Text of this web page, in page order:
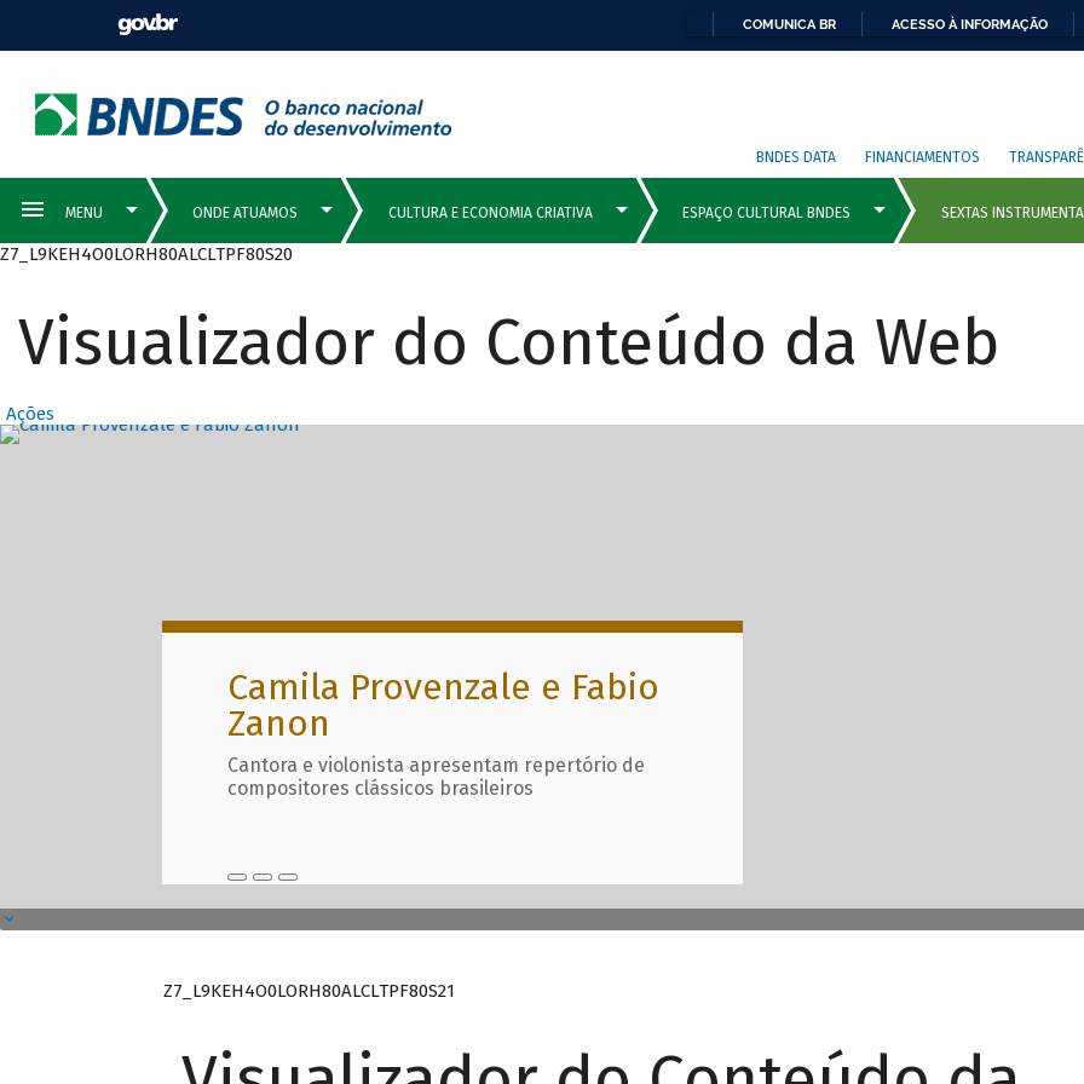
COMUNICA BR ACESSO À INFORMAÇÃO
BNDES DATA FINANCIAMENTOS
Z7_L9KEH4O0LORH80ALCLTPF80S20
Visualizador do Conteúdo da Web
Ações
Destaques Principais com
Camila Provenzale e Fabio
Zanon
Cantora e violonista apresentam repertório de
compositores clássicos brasileiros
Z7_L9KEH4O0LORH80ALCLTPF80S21